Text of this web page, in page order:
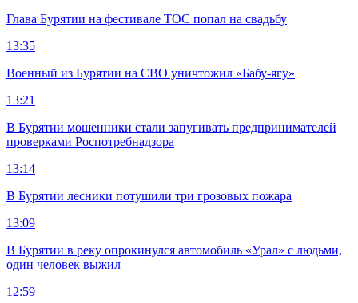
Глава Бурятии на фестивале ТОС попал на свадьбу
13:35
Военный из Бурятии на СВО уничтожил «Бабу-ягу»
13:21
В Бурятии мошенники стали запугивать предпринимателей
проверками Роспотребнадзора
13:14
В Бурятии лесники потушили три грозовых пожара
13:09
В Бурятии в реку опрокинулся автомобиль «Урал» с людьми,
один человек выжил
12:59